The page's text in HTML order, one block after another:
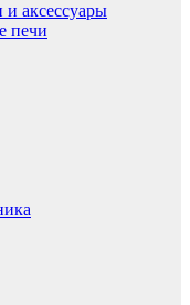
аксессуары
печи